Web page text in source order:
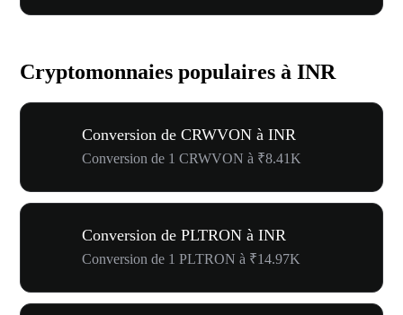
Cryptomonnaies populaires à INR
Conversion de CRWVON à INR
Conversion de 1 CRWVON à ₹8.41K
Conversion de PLTRON à INR
Conversion de 1 PLTRON à ₹14.97K